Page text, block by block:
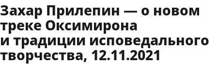
Захар Прилепин — о новом
треке Оксимирона
и традиции исповедального
творчества, 12.11.2021